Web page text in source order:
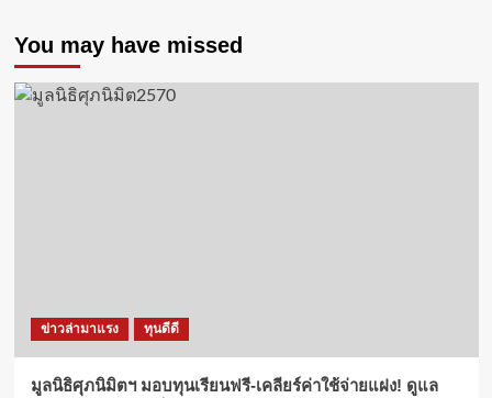
You may have missed
ข่าวล่ามาแรง ทุนดีดี
มูลนิธิศุภนิมิตฯ มอบทุนเรียนฟรี-เคลียร์ค่าใช้จ่ายแฝง! ดูแล